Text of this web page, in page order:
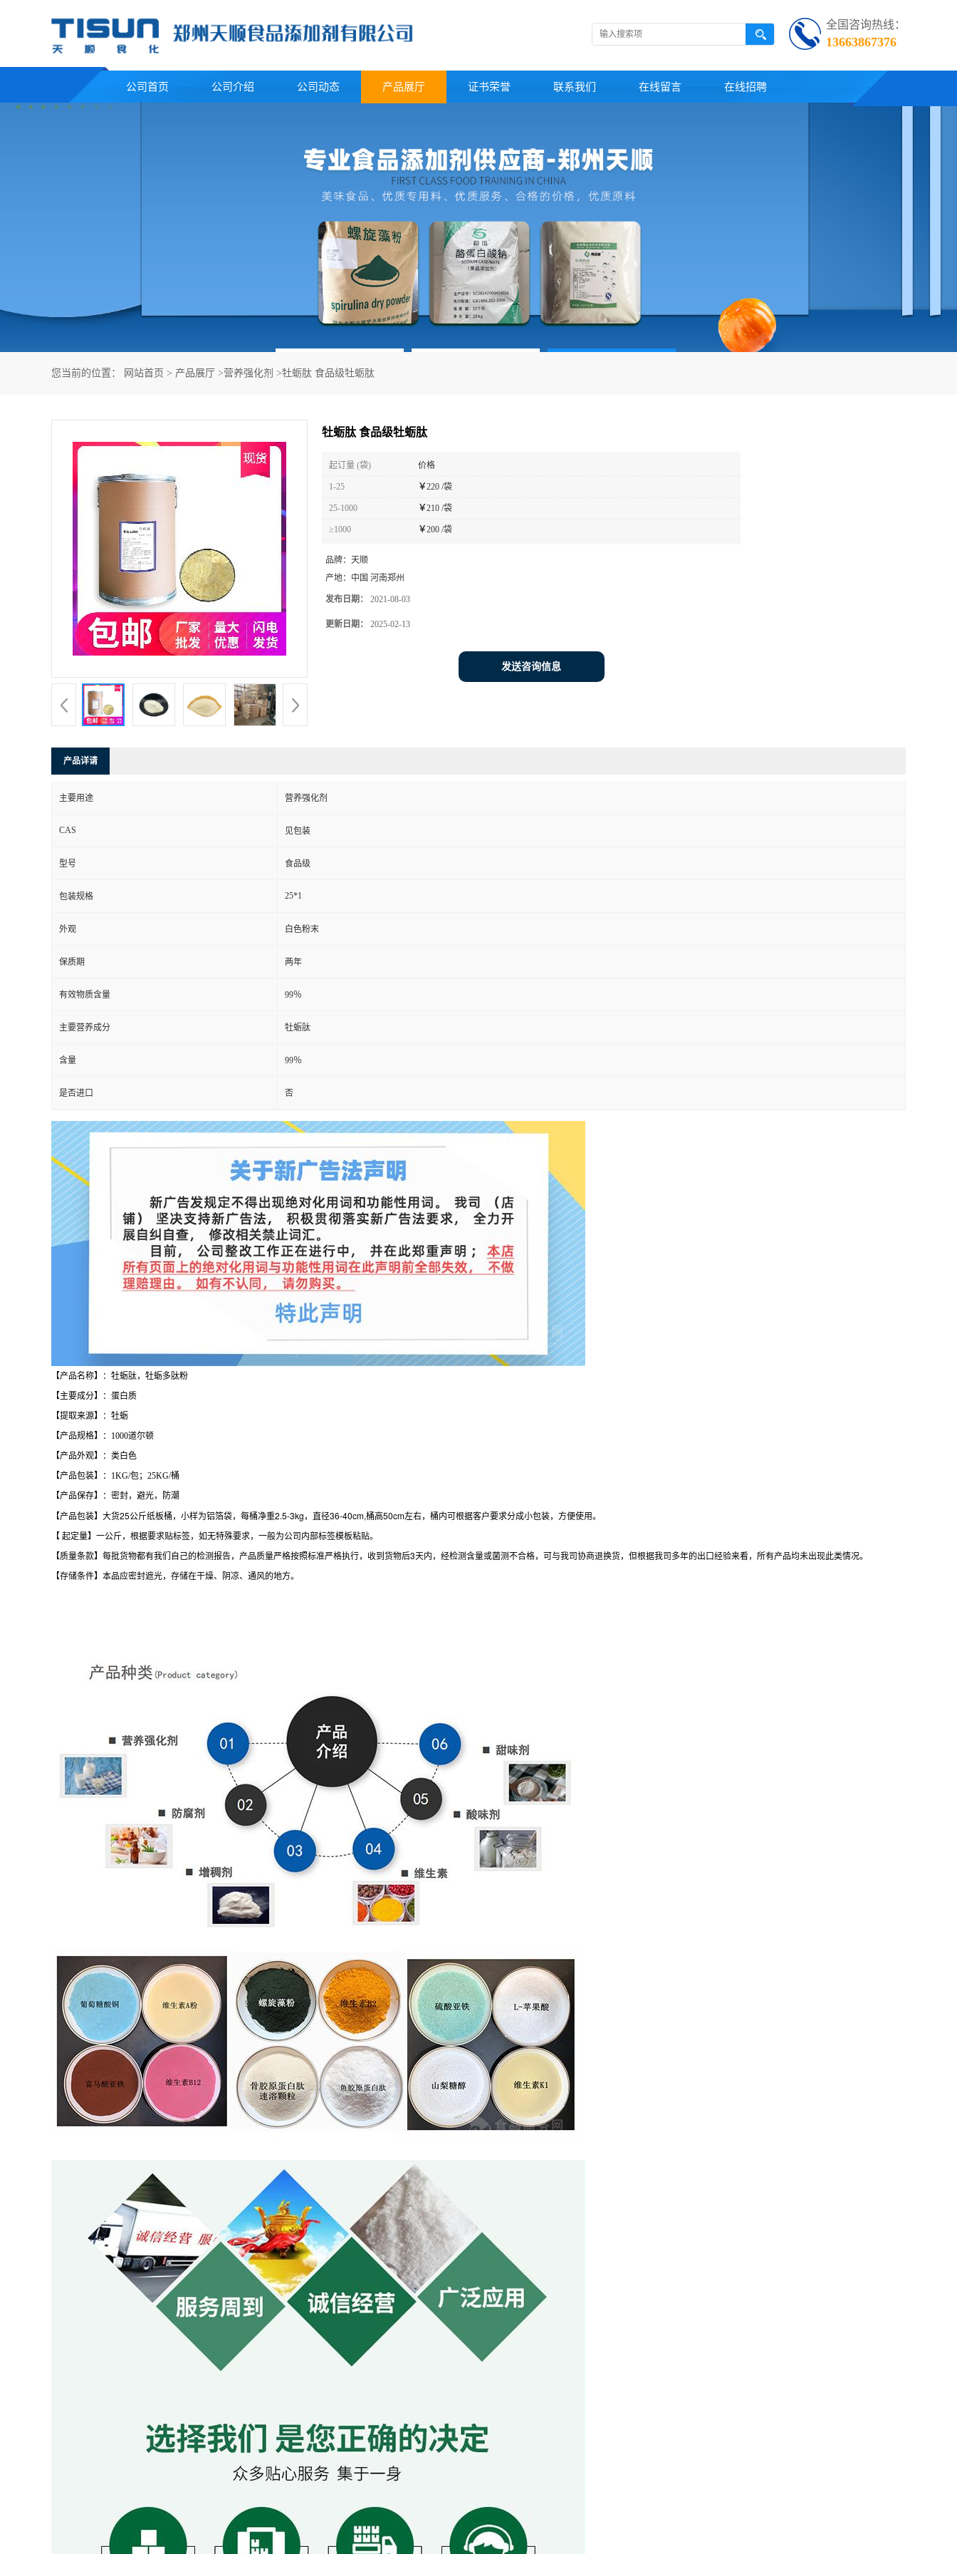
全国咨询热线：
13663867376
公司首页 公司介绍 公司动态 产品展厅 证书荣誉 联系我们 在线留言 在线招聘
您当前的位置： 网站首页 > 产品展厅 >营养强化剂 >牡蛎肽 食品级牡蛎肽
牡蛎肽 食品级牡蛎肽
起订量 (袋) 价格
1-25 ￥220 /袋
25-1000 ￥210 /袋
≥1000 ￥200 /袋
品牌： 天顺
产地： 中国 河南郑州
发布日期： 2021-08-03
更新日期： 2025-02-13
发送咨询信息
产品详请
主要用途 营养强化剂
CAS 见包装
型号 食品级
包装规格 25*1
外观 白色粉末
保质期 两年
有效物质含量 99％
主要营养成分 牡蛎肽
含量 99％
是否进口 否
【产品名称】：牡蛎肽，牡蛎多肽粉
【主要成分】：蛋白质
【提取来源】：牡蛎
【产品规格】：1000道尔顿
【产品外观】：类白色
【产品包装】：1KG/包；25KG/桶
【产品保存】：密封，避光，防潮
【产品包装】大货25公斤纸板桶，小样为铝箔袋，每桶净重2.5-3kg，直径36-40cm,桶高50cm左右，桶内可根据客户要求分成小包装，方便使用。
【 起定量】一公斤，根据要求贴标签，如无特殊要求，一般为公司内部标签模板粘贴。
【质量条款】每批货物都有我们自己的检测报告，产品质量严格按照标准严格执行，收到货物后3天内，经检测含量或菌测不合格，可与我司协商退换货，但根据我司多年的出口经验来看，所有产品均未出现此类情况。
【存储条件】本品应密封遮光，存储在干燥、阴凉、通风的地方。